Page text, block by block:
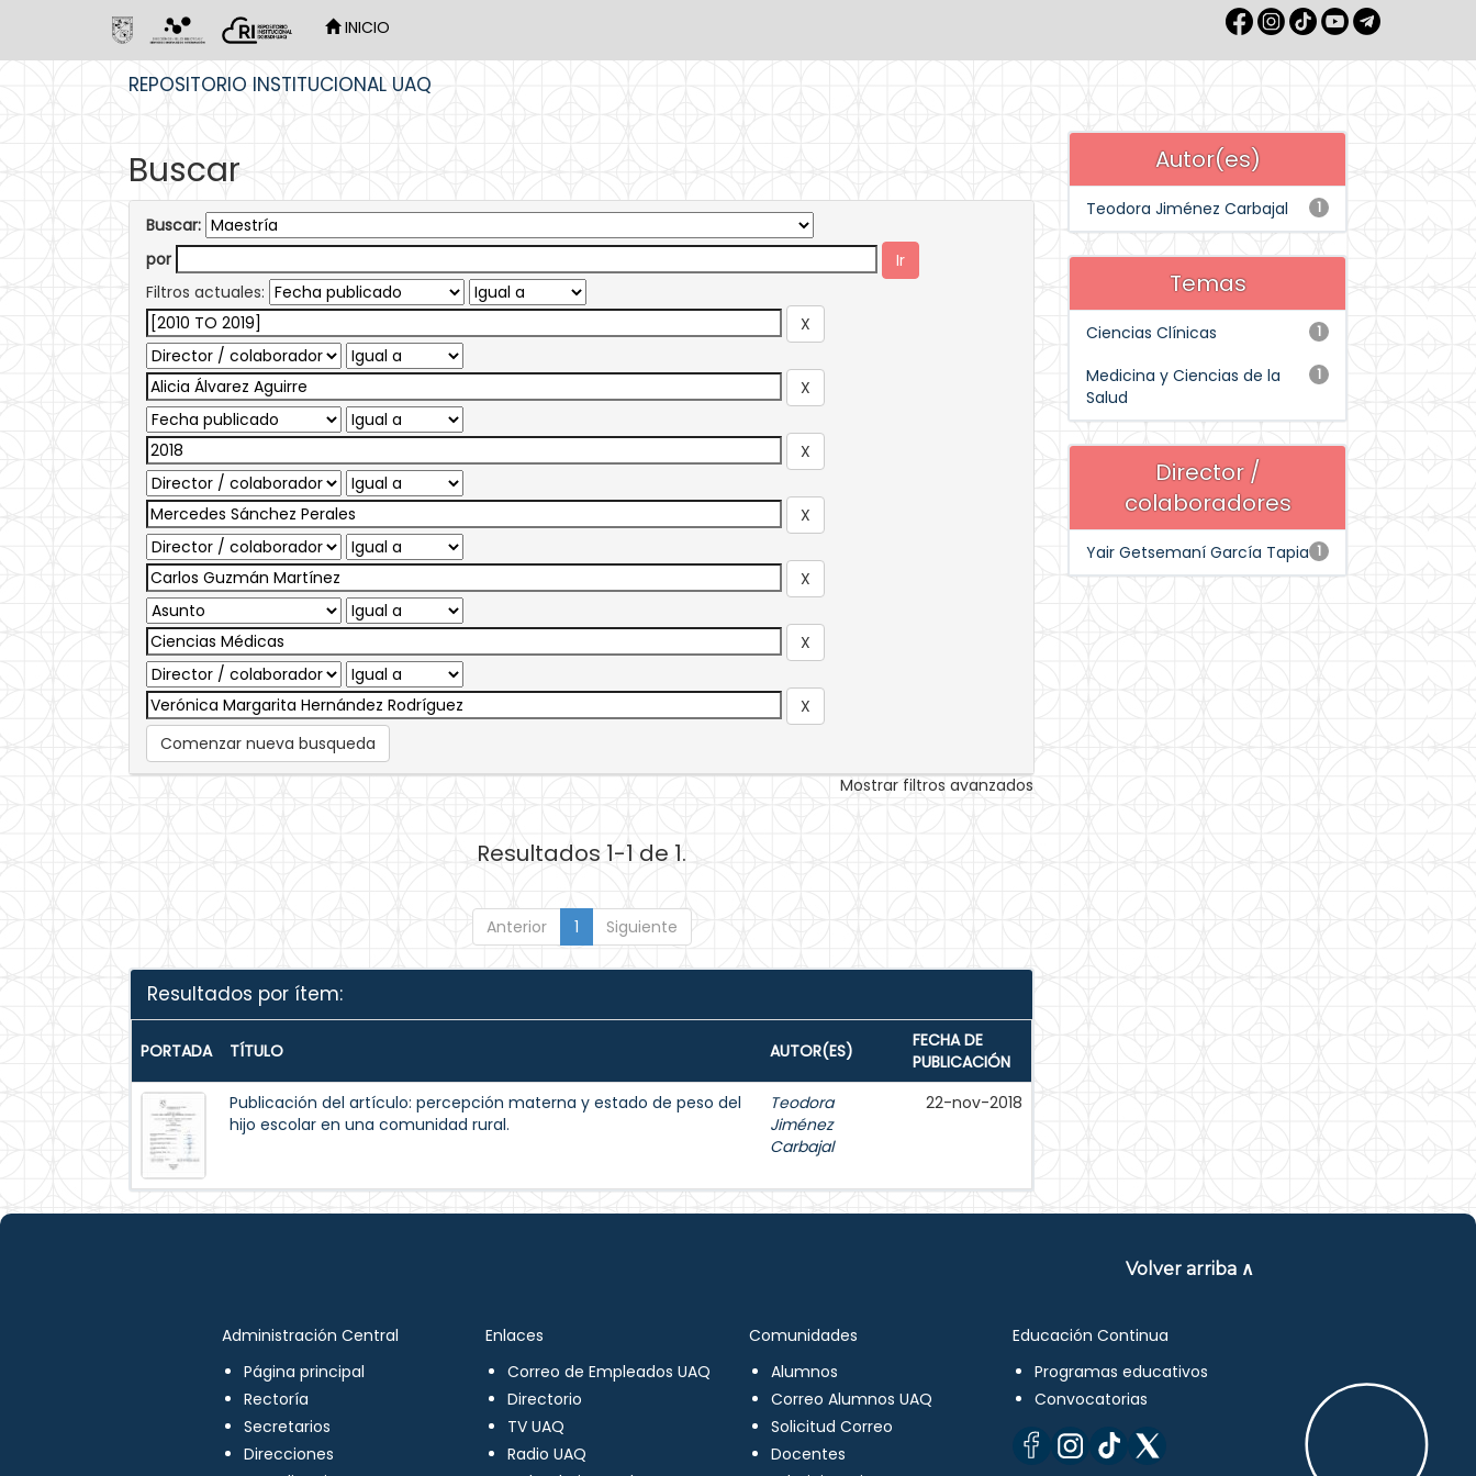
INICIO
REPOSITORIO INSTITUCIONAL UAQ
Buscar
Buscar:
por
Filtros actuales:
Comenzar nueva busqueda
Mostrar filtros avanzados
Resultados 1-1 de 1.
Anterior 1 Siguiente
Resultados por ítem:
PORTADA TÍTULO AUTOR(ES)
FECHA DE
PUBLICACIÓN
Publicación del artículo: percepción materna y estado de peso del
hijo escolar en una comunidad rural.
Teodora
Jiménez
Carbajal
22-nov-2018
Autor(es)
1
Teodora Jiménez Carbajal
Temas
1
Ciencias Clínicas
1
Medicina y Ciencias de la
Salud
Director /
colaboradores
1
Yair Getsemaní García Tapia
Volver arriba ∧
Administración Central
Página principal
Rectoría
Secretarios
Direcciones
Enlaces
Correo de Empleados UAQ
Directorio
TV UAQ
Radio UAQ
Comunidades
Alumnos
Correo Alumnos UAQ
Solicitud Correo
Docentes
Educación Continua
Programas educativos
Convocatorias